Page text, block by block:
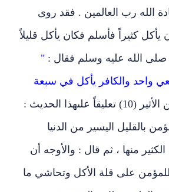
الله رب العالمين . فقد روى
يأكل كثيراً فأسلم فكان يأكل قليلاً
صلى الله عليه وسلم فقال : "
واحد والكافر يأكل في سبعة
ولقد ذكر ابن الأثير (10) تعليقاً علىهذا الحديث :
بالقليل اليسير من الدنيا
منها ، ثم قال : والأوجه أن
على قلة الأكل وتحاشي ما